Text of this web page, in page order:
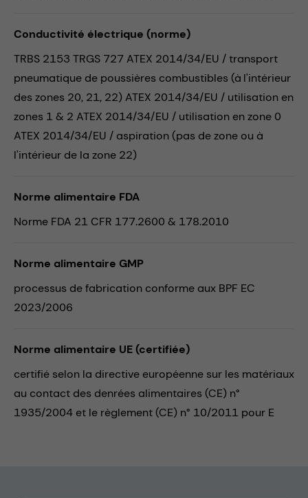
Conductivité électrique (norme)
TRBS 2153 TRGS 727 ATEX 2014/34/EU / transport
pneumatique de poussières combustibles (à l'intérieur
des zones 20, 21, 22) ATEX 2014/34/EU / utilisation en
zones 1 & 2 ATEX 2014/34/EU / utilisation en zone 0
ATEX 2014/34/EU / aspiration (pas de zone ou à
l'intérieur de la zone 22)
Norme alimentaire FDA
Norme FDA 21 CFR 177.2600 & 178.2010
Norme alimentaire GMP
processus de fabrication conforme aux BPF EC
2023/2006
Norme alimentaire UE (certifiée)
certifié selon la directive européenne sur les matériaux
au contact des denrées alimentaires (CE) n°
1935/2004 et le règlement (CE) n° 10/2011 pour E